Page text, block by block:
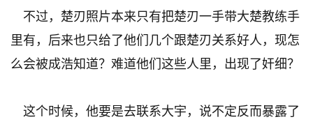
不过，楚刃照片本来只有把楚刃一手带大楚教练手
里有，后来也只给了他们几个跟楚刃关系好人，现怎
么会被成浩知道？难道他们这些人里，出现了奸细？
这个时候，他要是去联系大宇，说不定反而暴露了